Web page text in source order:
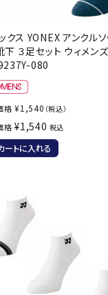
トレーニング用品
健康グッズ
キャリー・コンテナ
クーラー・ジャグ
クッキングウェア
SPAZIO
SWANS
UMBRO
クス YONEX アンクルソ
下 ３足セット ウィメン
080
格 ¥1,540 （税込）
格 ¥1,540 税込
ートに入れる